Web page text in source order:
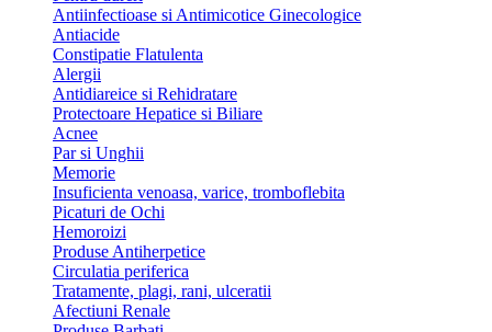
Antiinfectioase si Antimicotice Ginecologice
Antiacide
Constipatie Flatulenta
Alergii
Antidiareice si Rehidratare
Protectoare Hepatice si Biliare
Acnee
Par si Unghii
Memorie
Insuficienta venoasa, varice, tromboflebita
Picaturi de Ochi
Hemoroizi
Produse Antiherpetice
Circulatia periferica
Tratamente, plagi, rani, ulceratii
Afectiuni Renale